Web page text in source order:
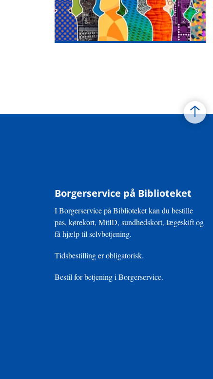
Borgerservice på Biblioteket
I Borgerservice på Biblioteket kan du bestille
pas, kørekort, MitID, sundhedskort, lægeskift og
få hjælp til selvbetjening.
Tidsbestilling er obligatorisk.
Bestil for betjening i Borgerservice.